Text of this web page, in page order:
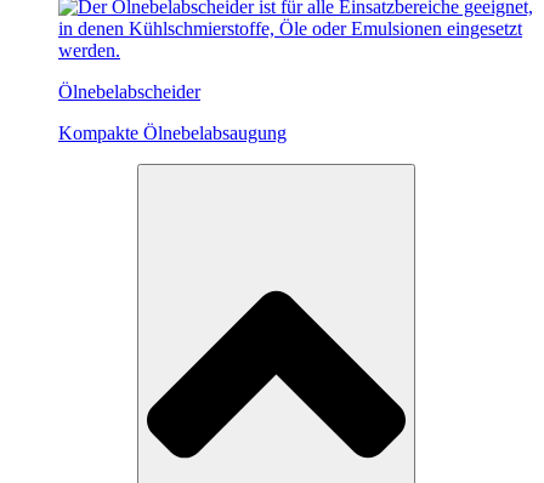
Ölnebel­abscheider
Kompakte Ölnebelabsaugung